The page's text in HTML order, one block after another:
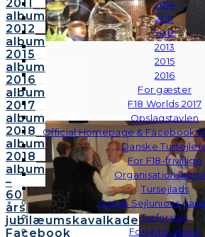
2014
2011
2012
2013
2015
2016
For gæster
F18 Worlds 2017
Opslagstavlen
Official Homepage & Facebook
Danske
For F18-frivillige
Tursejlads
Dansk Sejlunions
Turforslag
Fortøjningstips
2011
album
2012
album
2015
album
2016
album
2017
album
2018
album
2018
album
–
60
års
jubilæumskavalkade
Facebook